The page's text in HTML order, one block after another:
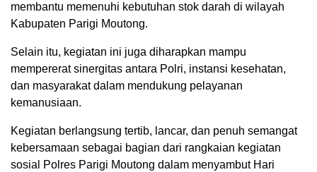
membantu memenuhi kebutuhan stok darah di wilayah
Kabupaten Parigi Moutong.
Selain itu, kegiatan ini juga diharapkan mampu
mempererat sinergitas antara Polri, instansi kesehatan,
dan masyarakat dalam mendukung pelayanan
kemanusiaan.
Kegiatan berlangsung tertib, lancar, dan penuh semangat
kebersamaan sebagai bagian dari rangkaian kegiatan
sosial Polres Parigi Moutong dalam menyambut Hari